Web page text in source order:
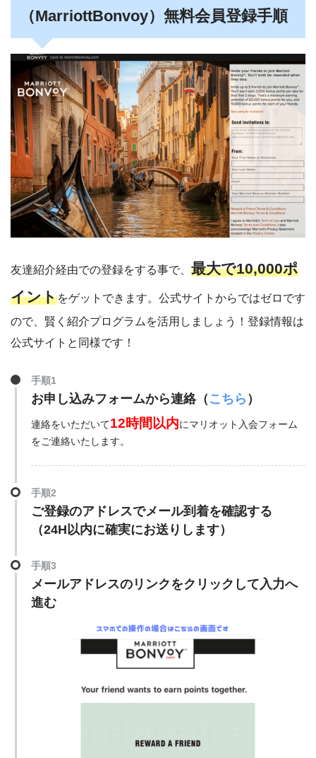
（MarriottBonvoy）無料会員登録手順
友達紹介経由での登録をする事で、 最大で10,000ポ
イントをゲットできます。公式サイトからではゼロです
ので、賢く紹介プログラムを活用しましょう！登録情報は
公式サイトと同様です！
手順1
お申し込みフォームから連絡（ こちら ）
連絡をいただいて12時間以内にマリオット入会フォーム
をご連絡いたします。
手順2
ご登録のアドレスでメール到着を確認する
（24H以内に確実にお送りします）
手順3
メールアドレスのリンクをクリックして入力へ
進む